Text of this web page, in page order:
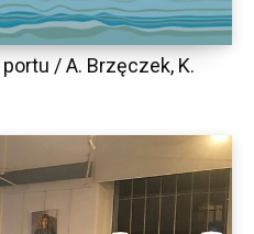
/ A. Brzęczek, K.